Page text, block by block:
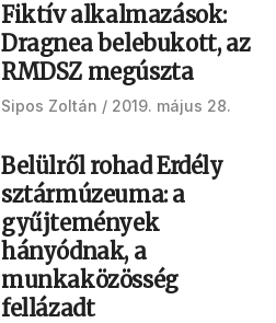
Fiktív alkalmazások:
Dragnea belebukott, az
RMDSZ megúszta
Sipos Zoltán 2019. május 28.
Belülről rohad Erdély
sztármúzeuma: a
gyűjtemények
hányódnak, a
munkaközösség
fellázadt